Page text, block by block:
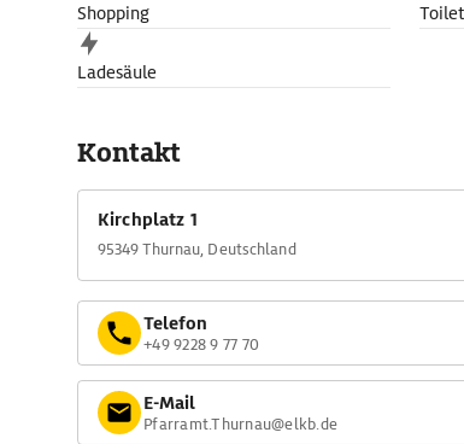
Shopping
Ladesäule
Kontakt
Kirchplatz 1
95349 Thurnau, Deutschland
Telefon
+49 9228 9 77 70
E-Mail
Pfarramt.Thurnau@elkb.de